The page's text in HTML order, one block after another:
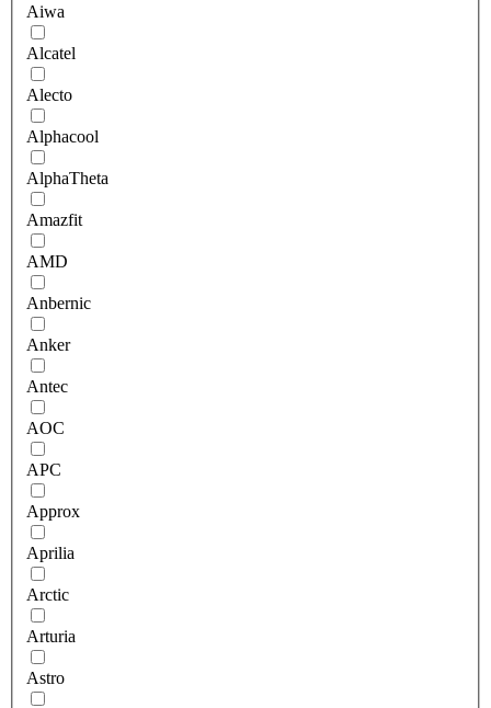
Aiwa
Alcatel
Alecto
Alphacool
AlphaTheta
Amazfit
AMD
Anbernic
Anker
Antec
AOC
APC
Approx
Aprilia
Arctic
Arturia
Astro